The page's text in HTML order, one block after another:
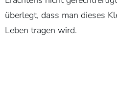
überlegt, dass man dieses
Leben tragen wird.